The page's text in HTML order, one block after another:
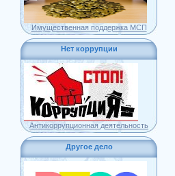
Имущественная поддержка МСП
Нет коррупции
Антикоррупционная деятельность
Другое дело